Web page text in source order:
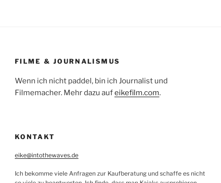
FILME & JOURNALISMUS
Wenn ich nicht paddel, bin ich Journalist und
Filmemacher. Mehr dazu aufeikefilm.com.
KONTAKT
eike@intothewaves.de
Ich bekomme viele Anfragen zur Kaufberatung und schaffe es nicht